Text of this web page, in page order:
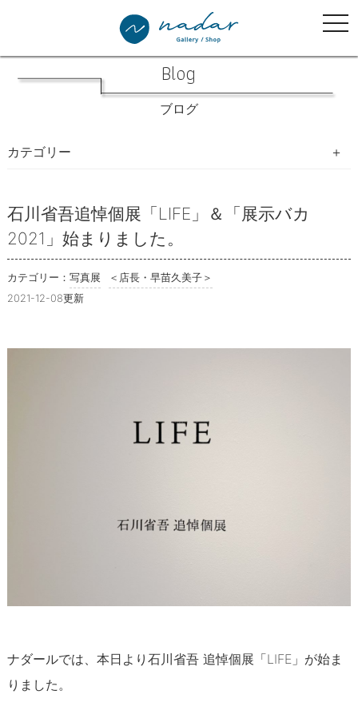
Blog
ブログ
カテゴリー
写真生活手帖
写真展
教室・イベント・WSのご案内
ナダール書林
＜オーナー・林和美＞
＜サポートスタッフ・田中いづみ＞
石川省吾追悼個展「LIFE」＆「展示バカ
2021」始まりました。
カテゴリー： 写真展
＜店長・早苗久美子＞
2021-12-08更新
ナダールでは、本日より石川省吾 追悼個展「LIFE」が始ま
りました。